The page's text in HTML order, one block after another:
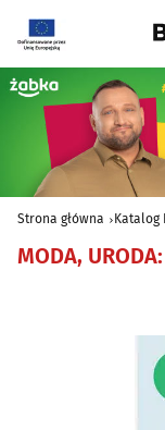
Strona główna Katalog
MODA, URODA: